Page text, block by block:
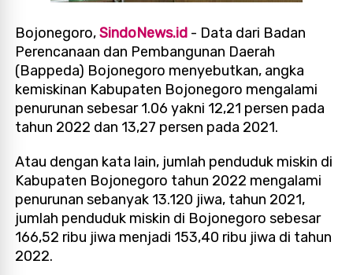
Bojonegoro,SindoNews.id - Data dari Badan
Perencanaan dan Pembangunan Daerah
(Bappeda) Bojonegoro menyebutkan, angka
kemiskinan Kabupaten Bojonegoro mengalami
penurunan sebesar 1.06 yakni 12,21 persen pada
tahun 2022 dan 13,27 persen pada 2021.
Atau dengan kata lain, jumlah penduduk miskin di
Kabupaten Bojonegoro tahun 2022 mengalami
penurunan sebanyak 13.120 jiwa, tahun 2021,
jumlah penduduk miskin di Bojonegoro sebesar
166,52 ribu jiwa menjadi 153,40 ribu jiwa di tahun
2022.